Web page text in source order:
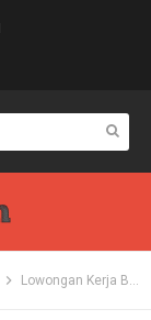
Lowongan Kerja BUMN Terbaru Semua Jurusan PT Sarana Multigriya Finansial Medan 2025